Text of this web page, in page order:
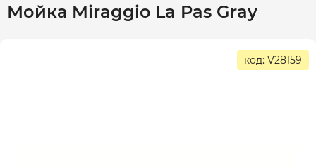
Мойка Miraggio La Pas Gray
код: V28159